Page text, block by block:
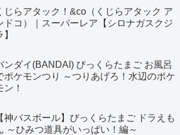
じらアタック！&co（くじらアタック ア
ドコ）｜スーパーレア【シロナガスクジ
】
ンダイ(BANDAI) びっくらたまご お風呂
ポケモンつり ～つりあげろ！水辺のポケ
ン！
【神バスボール】びっくらたまご ドラえも
～ひみつ道具がいっぱい！編～